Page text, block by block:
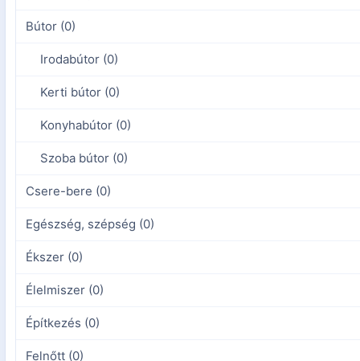
Bútor (0)
Irodabútor (0)
Kerti bútor (0)
Konyhabútor (0)
Szoba bútor (0)
Csere-bere (0)
Egészség, szépség (0)
Ékszer (0)
Élelmiszer (0)
Építkezés (0)
Felnőtt (0)